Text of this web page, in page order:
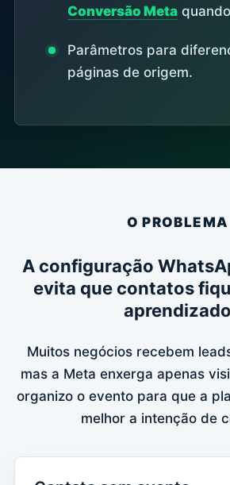
Conversão Meta
Parâmetros para
páginas de origem.
O PROBLEMA
A configuração
evita que contatos
aprendizado
Muitos negócios recebem
mas a Meta enxerga apenas
organizo o evento para que a
melhor a intenção de